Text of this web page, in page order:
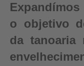
o objetivo
da tanoaria